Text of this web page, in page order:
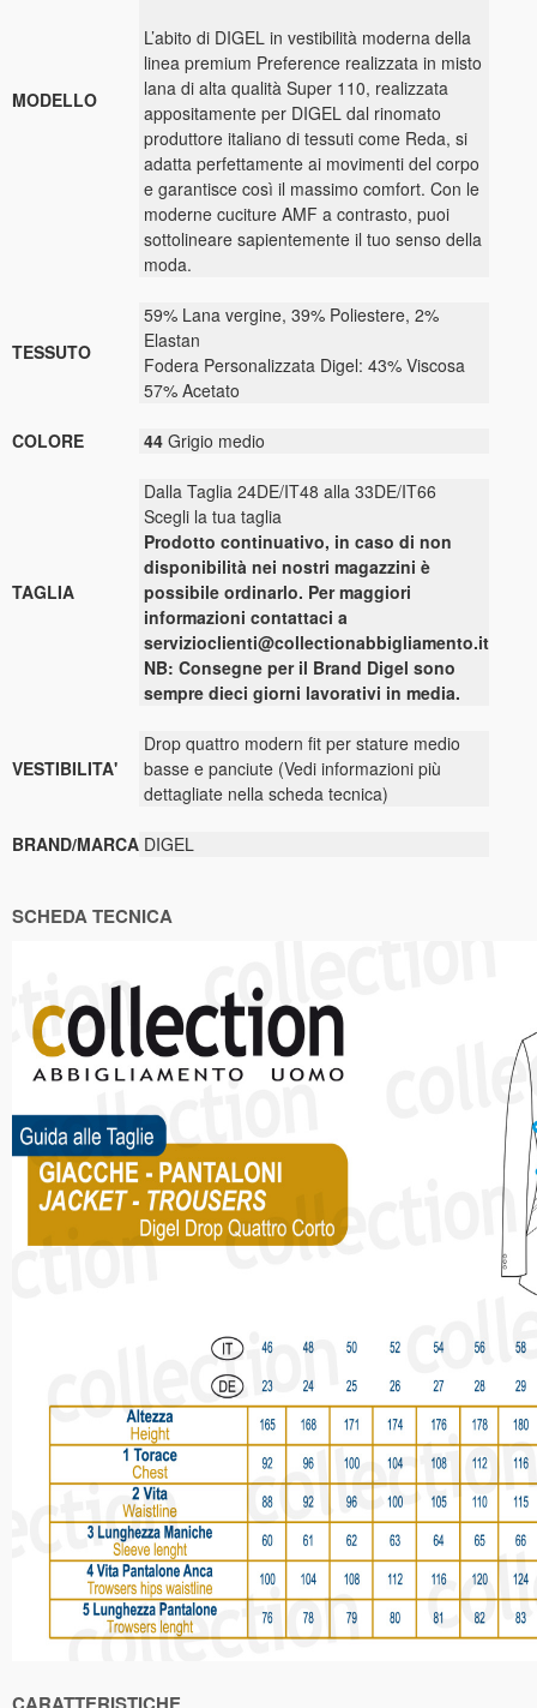
MODELLO
L’abito di DIGEL in vestibilità moderna della
linea premium Preference realizzata in misto
lana di alta qualità Super 110, realizzata
appositamente per DIGEL dal rinomato
produttore italiano di tessuti come Reda, si
adatta perfettamente ai movimenti del corpo
e garantisce così il massimo comfort. Con le
moderne cuciture AMF a contrasto, puoi
sottolineare sapientemente il tuo senso della
moda.
TESSUTO
59% Lana vergine, 39% Poliestere, 2%
Elastan
Fodera Personalizzata Digel: 43% Viscosa
57% Acetato
COLORE 44 Grigio medio
TAGLIA
Dalla Taglia 24DE/IT48 alla 33DE/IT66
Scegli la tua taglia
Prodotto continuativo, in caso di non
disponibilità nei nostri magazzini è
possibile ordinarlo. Per maggiori
informazioni contattaci a
servizioclienti@collectionabbigliamento.it
NB: Consegne per il Brand Digel sono
sempre dieci giorni lavorativi in media.
VESTIBILITA'
Drop quattro modern fit per stature medio
basse e panciute (Vedi informazioni più
dettagliate nella scheda tecnica)
BRAND/MARCA DIGEL
SCHEDA TECNICA